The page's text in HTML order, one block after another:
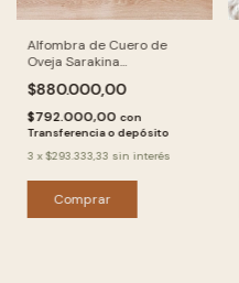
Alfombra de Cuero de
Oveja Sarakina
$880.000,00
$792.000,00 con
Transferencia o depósito
3 x$293.333,33 sin interés